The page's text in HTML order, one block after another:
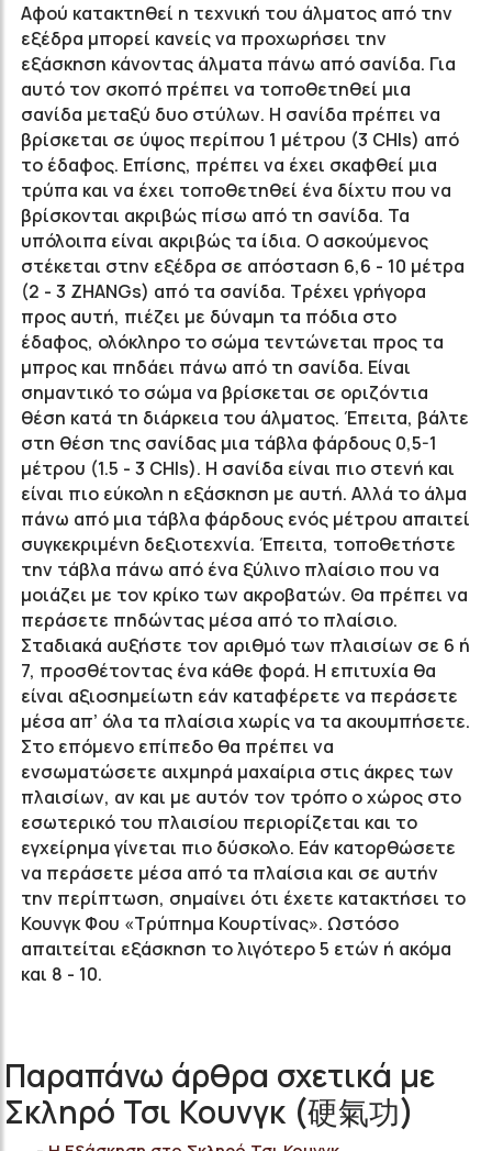
Αφού κατακτηθεί η τεχνική του άλματος από την
εξέδρα μπορεί κανείς να προχωρήσει την
εξάσκηση κάνοντας άλματα πάνω από σανίδα. Για
αυτό τον σκοπό πρέπει να τοποθετηθεί μια
σανίδα μεταξύ δυο στύλων. Η σανίδα πρέπει να
βρίσκεται σε ύψος περίπου 1 μέτρου (3 CHIs) από
το έδαφος. Επίσης, πρέπει να έχει σκαφθεί μια
τρύπα και να έχει τοποθετηθεί ένα δίχτυ που να
βρίσκονται ακριβώς πίσω από τη σανίδα. Τα
υπόλοιπα είναι ακριβώς τα ίδια. Ο ασκούμενος
στέκεται στην εξέδρα σε απόσταση 6,6 - 10 μέτρα
(2 - 3 ZHANGs) από τα σανίδα. Τρέχει γρήγορα
προς αυτή, πιέζει με δύναμη τα πόδια στο
έδαφος, ολόκληρο το σώμα τεντώνεται προς τα
μπρος και πηδάει πάνω από τη σανίδα. Είναι
σημαντικό το σώμα να βρίσκεται σε οριζόντια
θέση κατά τη διάρκεια του άλματος. Έπειτα, βάλτε
στη θέση της σανίδας μια τάβλα φάρδους 0,5-1
μέτρου (1.5 - 3 CHIs). Η σανίδα είναι πιο στενή και
είναι πιο εύκολη η εξάσκηση με αυτή. Αλλά το άλμα
πάνω από μια τάβλα φάρδους ενός μέτρου απαιτεί
συγκεκριμένη δεξιοτεχνία. Έπειτα, τοποθετήστε
την τάβλα πάνω από ένα ξύλινο πλαίσιο που να
μοιάζει με τον κρίκο των ακροβατών. Θα πρέπει να
περάσετε πηδώντας μέσα από το πλαίσιο.
Σταδιακά αυξήστε τον αριθμό των πλαισίων σε 6 ή
7, προσθέτοντας ένα κάθε φορά. Η επιτυχία θα
είναι αξιοσημείωτη εάν καταφέρετε να περάσετε
μέσα απ’ όλα τα πλαίσια χωρίς να τα ακουμπήσετε.
Στο επόμενο επίπεδο θα πρέπει να
ενσωματώσετε αιχμηρά μαχαίρια στις άκρες των
πλαισίων, αν και με αυτόν τον τρόπο ο χώρος στο
εσωτερικό του πλαισίου περιορίζεται και το
εγχείρημα γίνεται πιο δύσκολο. Εάν κατορθώσετε
να περάσετε μέσα από τα πλαίσια και σε αυτήν
την περίπτωση, σημαίνει ότι έχετε κατακτήσει το
Κουνγκ Φου «Τρύπημα Κουρτίνας». Ωστόσο
απαιτείται εξάσκηση το λιγότερο 5 ετών ή ακόμα
και 8 - 10.
Παραπάνω άρθρα σχετικά με
Σκληρό Τσι Κουνγκ (硬氣功)